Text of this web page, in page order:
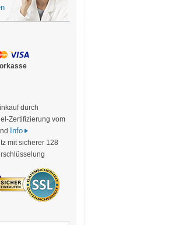
durch
Zertifizierung vom
Info
mit sicherer 128